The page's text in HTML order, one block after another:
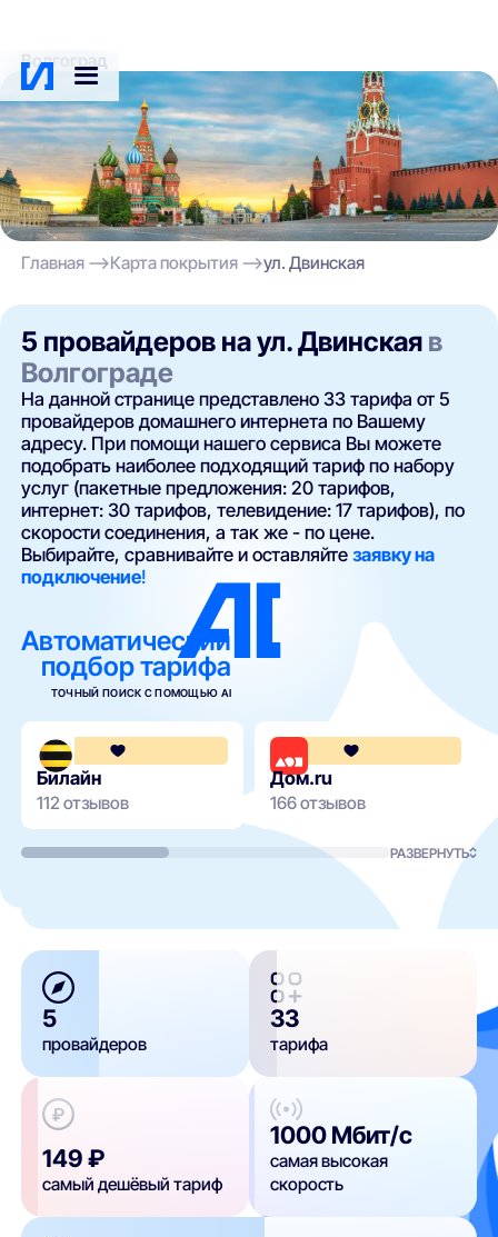
Волгоград
Главная Карта покрытия ул. Двинская
5 провайдеров на ул. Двинская в
Волгограде
На данной странице представлено 33 тарифа от 5
провайдеров домашнего интернета по Вашему
адресу. При помощи нашего сервиса Вы можете
подобрать наиболее подходящий тариф по набору
услуг (пакетные предложения: 20 тарифов,
интернет: 30 тарифов, телевидение: 17 тарифов), по
скорости соединения, а так же - по цене.
Выбирайте, сравнивайте и оставляйтезаявку на
подключение!
Автоматический
подбор тарифа
ТОЧНЫЙ ПОИСК С ПОМОЩЬЮ AI
3.6
Билайн
112 отзывов
Дом.ru
166 отзывов
РАЗВЕРНУТЬ
5
провайдеров
33
тарифа
149 ₽
самый дешёвый тариф
1000 Мбит/с
самая высокая
скорость